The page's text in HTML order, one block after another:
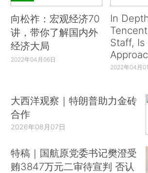
向松祚：宏观经济70
讲，带你了解国内外
经济大局
2022年04月06日
In
Staff, Is
2022年04月
大西洋观察｜特朗普助力金砖
合作
2026年08月07日
特稿｜国航原党委书记樊澄受
贿3847万元二审待宣判 否认